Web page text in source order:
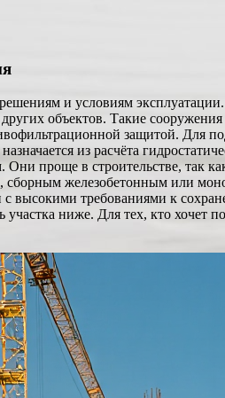
и условиям
объектов. Такие
защитой. Для
из расчёта
проще в строительстве, так
сборным железобетонным или
с высокими требованиями к
ниже. Для тех, кто хочет